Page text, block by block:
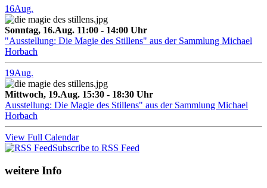
16Aug.
Sonntag, 16.Aug. 11:00 - 14:00 Uhr
"Ausstellung: Die Magie des Stillens" aus der Sammlung Michael
Horbach
19Aug.
Mittwoch, 19.Aug. 15:30 - 18:30 Uhr
Ausstellung: Die Magie des Stillens" aus der Sammlung Michael
Horbach
View Full Calendar
Subscribe to RSS Feed
weitere Info